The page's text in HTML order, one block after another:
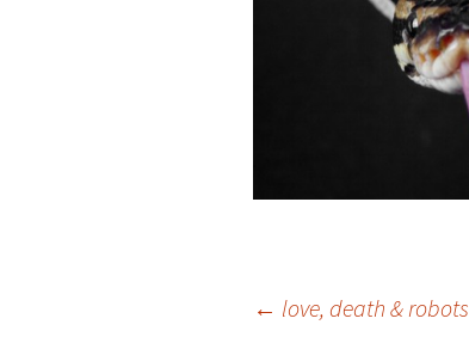
← love, death & robots